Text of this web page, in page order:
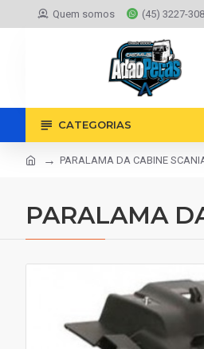
Quem somos (45) 3227-
CATEGORIAS
PARALAMA DA CABINE
PARALAMA